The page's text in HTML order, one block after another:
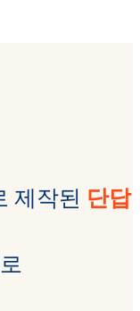
제작된 단답
로